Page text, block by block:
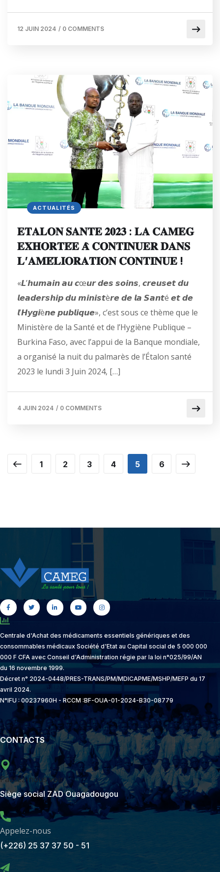
12 JUIN 2024 / 0 COMMENTS
ACTUALITÉS
𝐄𝐓𝐀𝐋𝐎𝐍 𝐒𝐀𝐍𝐓𝐄 𝟐𝟎𝟐𝟑 : 𝐋𝐀 𝐂𝐀𝐌𝐄𝐆
𝐄𝐗𝐇𝐎𝐑𝐓𝐄́𝐄 𝐀̀ 𝐂𝐎𝐍𝐓𝐈𝐍𝐔𝐄𝐑 𝐃𝐀𝐍𝐒
𝐋’𝐀𝐌𝐄́𝐋𝐈𝐎𝐑𝐀𝐓𝐈𝐎𝐍 𝐂𝐎𝐍𝐓𝐈𝐍𝐔𝐄 !
«𝙇’𝙝𝙪𝙢𝙖𝙞𝙣 𝙖𝙪 𝙘œ𝙪𝙧 𝙙𝙚𝙨 𝙨𝙤𝙞𝙣𝙨, 𝙘𝙧𝙚𝙪𝙨𝙚𝙩 𝙙𝙪
𝙡𝙚𝙖𝙙𝙚𝙧𝙨𝙝𝙞𝙥 𝙙𝙪 𝙢𝙞𝙣𝙞𝙨𝙩è𝙧𝙚 𝙙𝙚 𝙡𝙖 𝙎𝙖𝙣𝙩é 𝙚𝙩 𝙙𝙚
𝙡’𝙃𝙮𝙜𝙞è𝙣𝙚 𝙥𝙪𝙗𝙡𝙞𝙦𝙪𝙚», c’est sous ce thème que le
Ministère de la Santé et de l’Hygiène Publique –
Burkina Faso, avec l’appui de la Banque mondiale,
a organisé la nuit du palmarès de l’Étalon santé
2023 le lundi 3 Juin 2024, […]
4 JUIN 2024 / 0 COMMENTS
1 2 3 4 5 6
Centrale d'Achat des médicaments essentiels génériques et des
consommables médicaux Société d'Etat au Capital social de 5 000 000
000 F CFA avec Conseil d'Administration régie par la loi n°025/99/AN
du 16 novembre 1999.
Décret n° 2024-0448/PRES-TRANS/PM/MDICAPME/MSHP/MEFP du 17
avril 2024.
N°IFU : 00237960H - RCCM :BF-OUA-01-2024-B30-08779
CONTACTS
Passez-nous voir
Siège social ZAD Ouagadougou
Appelez-nous
(+226) 25 37 37 50 - 51